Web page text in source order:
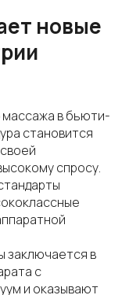
новые
массажа в бьюти-
становится
спросу.
заключается в
с
и оказывают